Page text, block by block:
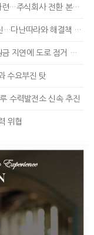
주식회사 전환 본격화
난따라와 해결책 모색
연에 도로 점거 시위
수요부진 탓
수력발전소 신속 추진
위협